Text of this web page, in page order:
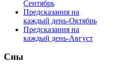
Сентябрь
Предсказания на
каждый день-Октябрь
Предсказания на
каждый день-Август
Сны